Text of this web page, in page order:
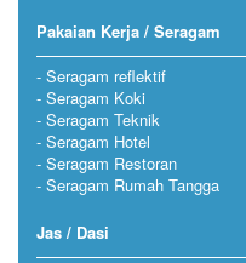
Pakaian Kerja / Seragam
Seragam reflektif
Seragam Koki
Seragam Teknik
Seragam Hotel
Seragam Restoran
Seragam Rumah Tangga
Jas / Dasi